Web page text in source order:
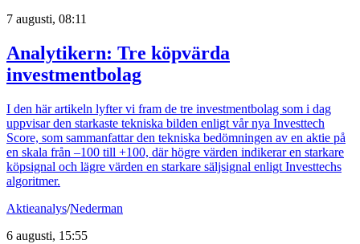
7 augusti, 08:11
Analytikern: Tre köpvärda
investmentbolag
I den här artikeln lyfter vi fram de tre investmentbolag som i dag
uppvisar den starkaste tekniska bilden enligt vår nya Investtech
Score, som sammanfattar den tekniska bedömningen av en aktie på
en skala från –100 till +100, där högre värden indikerar en starkare
köpsignal och lägre värden en starkare säljsignal enligt Investtechs
algoritmer.
Aktieanalys/Nederman
6 augusti, 15:55